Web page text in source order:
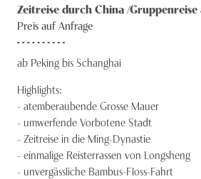
Knecht Gruppe
Jobs
Zeitreise durch China /Gruppenreise
Preis auf Anfrage
ab Peking bis Schanghai
Highlights:
-atemberaubende Grosse Mauer
- umwerfende Vorbotene Stadt
- Zeitreise in die Ming-Dynastie
-einmalige Reisterrassen von Longsheng
- unvergässliche Bambus-Floss-Fahrt